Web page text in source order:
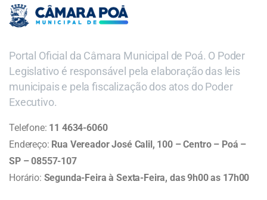
Portal Oficial da Câmara Municipal de Poá. O Poder
Legislativo é responsável pela elaboração das leis
municipais e pela fiscalização dos atos do Poder
Executivo.
Telefone: 11 4634-6060
Endereço: Rua Vereador José Calil, 100 – Centro – Poá –
SP – 08557-107
Horário: Segunda-Feira à Sexta-Feira, das 9h00 as 17h00